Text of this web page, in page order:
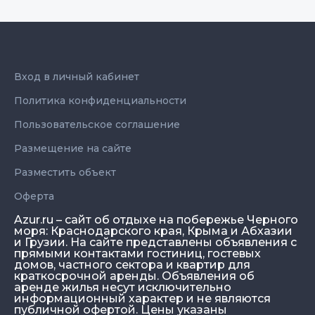
Azur.ru – сайт об отдыхе на побережье Черного
моря: Краснодарского края, Крыма и Абхазии
и Грузии. На сайте представлены объявления с
прямыми контактами гостиниц, гостевых
домов, частного сектора и квартир для
краткосрочной аренды. Объявления об
аренде жилья несут исключительно
информационный характер и не являются
публичной офертой. Цены указаны
Вход в личный кабинет
Политика конфиденциальности
Пользовательское соглашение
Размещение на сайте
Разместить объект
Оферта